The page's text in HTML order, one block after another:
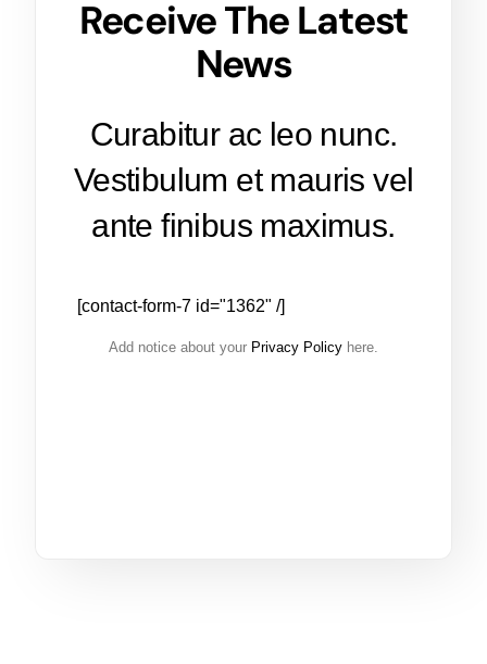
Receive The Latest
News
Curabitur ac leo nunc.
Vestibulum et mauris vel
ante finibus maximus.
[contact-form-7 id="1362" /]
Add notice about your Privacy Policy here.